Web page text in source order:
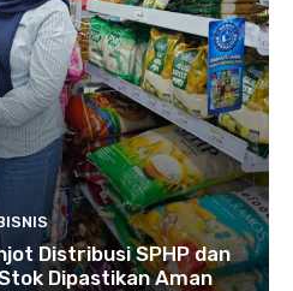
Distribusi SPHP dan
Dipastikan Aman